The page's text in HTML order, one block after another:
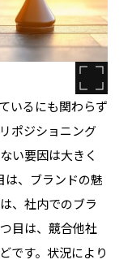
いるにも関わらず
ポジショニング
い要因は大きく
は、ブランドの魅
、社内でのブラ
目は、競合他社
です。状況により